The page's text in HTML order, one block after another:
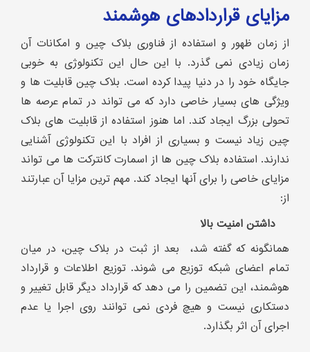
مزایای قراردادهای هوشمند
از زمان ظهور و استفاده از فناوری بلاک چین و امکانات آن
زمان زیادی نمی گذرد. با این حال این تکنولوژی به خوبی
جایگاه خود را در دنیا پیدا کرده است. بلاک چین قابلیت ها و
ویژگی های بسیار خاصی دارد که می تواند در تمام عرصه ها
تحولی بزرگ ایجاد کند. اما هنوز استفاده از قابلیت های بلاک
چین زیاد نیست و بسیاری از افراد با این تکنولوژی آشنایی
ندارند. استفاده بلاک چین ها از اسمارت کانترکت ها می تواند
مزایای خاصی را برای آنها ایجاد کند. مهم ترین مزایا آن عبارتند
از:
داشتن امنیت بالا
همانگونه که گفته شد، بعد از ثبت در بلاک چین، در میان
تمام اعضای شبکه توزیع می شوند. توزیع اطلاعات و قرارداد
هوشمند، این تضمین را می دهد که قرارداد دیگر قابل تغییر و
دستکاری نیست و هیچ فردی نمی توانند روی اجرا یا عدم
اجرای آن اثر بگذارد.